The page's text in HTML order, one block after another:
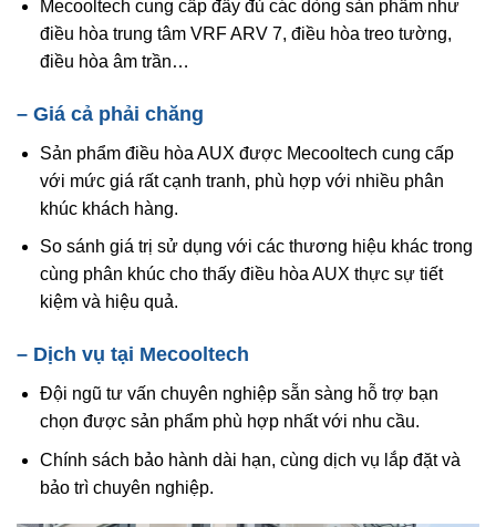
Mecooltech cung cấp đầy đủ các dòng sản phẩm như
điều hòa trung tâm VRF ARV 7, điều hòa treo tường,
điều hòa âm trần…
– Giá cả phải chăng
Sản phẩm điều hòa AUX được Mecooltech cung cấp
với mức giá rất cạnh tranh, phù hợp với nhiều phân
khúc khách hàng.
So sánh giá trị sử dụng với các thương hiệu khác trong
cùng phân khúc cho thấy điều hòa AUX thực sự tiết
kiệm và hiệu quả.
– Dịch vụ tại Mecooltech
Đội ngũ tư vấn chuyên nghiệp sẵn sàng hỗ trợ bạn
chọn được sản phẩm phù hợp nhất với nhu cầu.
Chính sách bảo hành dài hạn, cùng dịch vụ lắp đặt và
bảo trì chuyên nghiệp.